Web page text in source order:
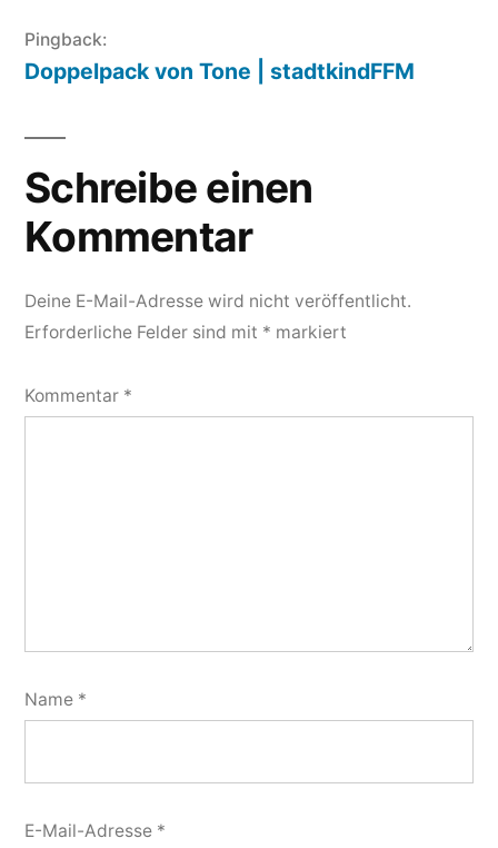
Pingback:
Doppelpack von Tone | stadtkindFFM
Schreibe einen
Kommentar
Deine E-Mail-Adresse wird nicht veröffentlicht.
Erforderliche Felder sind mit * markiert
Kommentar *
Name *
E-Mail-Adresse *